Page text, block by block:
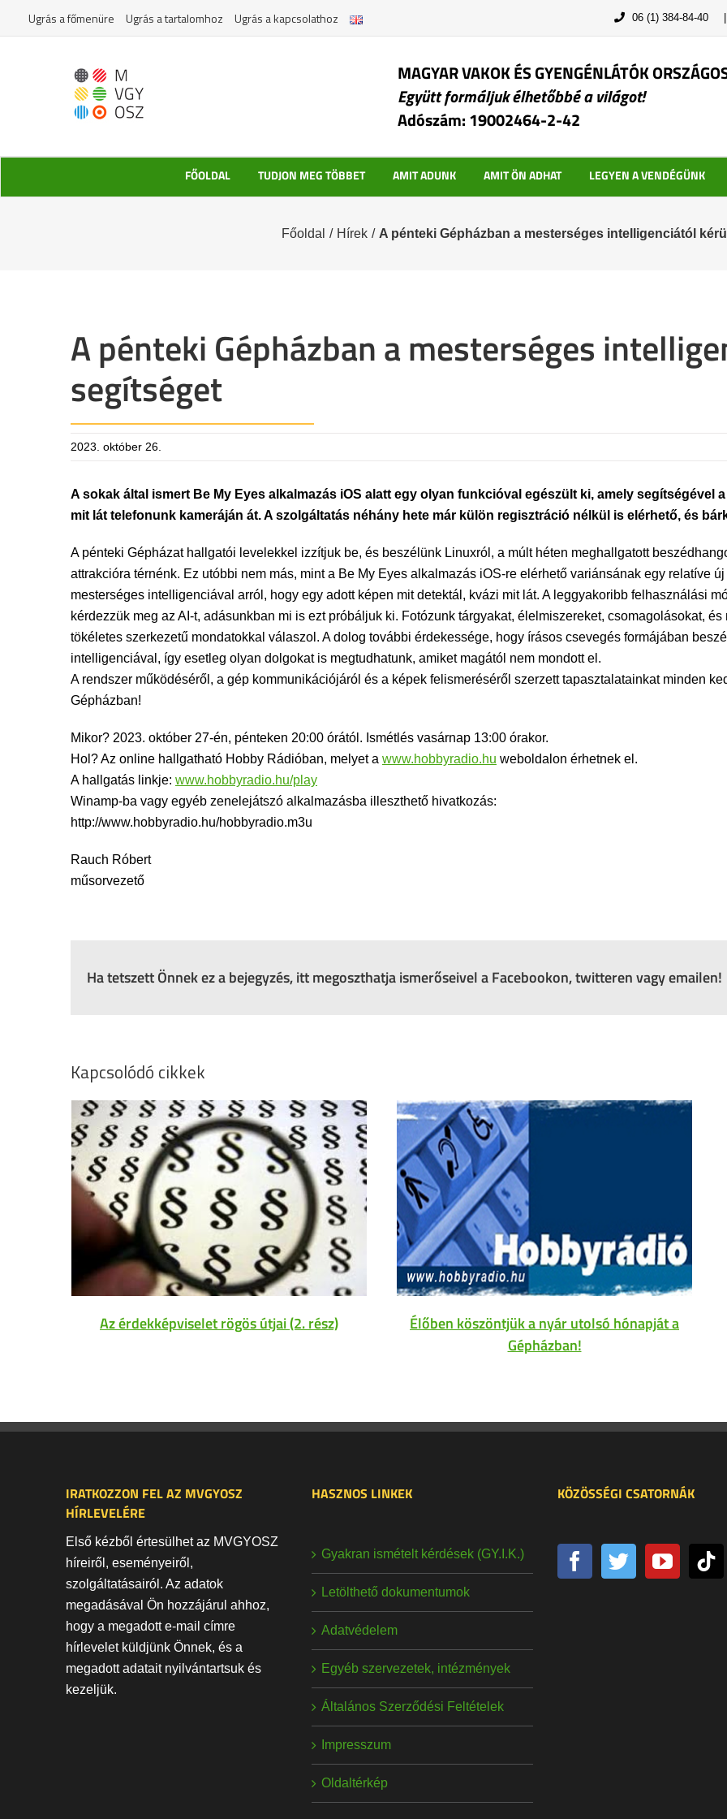
Ugrás a főmenüre Ugrás a tartalomhoz Ugrás a kapcsolathoz 06 (1) 384-84-40
MAGYAR VAKOK ÉS GYENGÉNLÁTÓK
Együtt formáljuk élhetőbbé a világot!
Adószám: 19002464-2-42
FŐOLDAL TUDJON MEG TÖBBET AMIT ADUNK AMIT ÖN ADHAT LEGYEN A VENDÉGÜNK
Főoldal / Hírek / A pénteki Gépházban a mesterséges intelligenciától
A pénteki Gépházban a mesterséges
segítséget
2023. október 26.
A sokak által ismert Be My Eyes alkalmazás iOS alatt egy olyan funkcióval egészült ki, amely segítségével
mit lát telefonunk kameráján át. A szolgáltatás néhány hete már külön regisztráció nélkül is elérhető, és
A pénteki Gépházat hallgatói levelekkel izzítjuk be, és beszélünk Linuxról, a múlt héten meghallgatott
attrakcióra térnénk. Ez utóbbi nem más, mint a Be My Eyes alkalmazás iOS-re elérhető variánsának egy relatíve
mesterséges intelligenciával arról, hogy egy adott képen mit detektál, kvázi mit lát. A leggyakoribb felhasználási
kérdezzük meg az AI-t, adásunkban mi is ezt próbáljuk ki. Fotózunk tárgyakat, élelmiszereket, csomagolásokat,
tökéletes szerkezetű mondatokkal válaszol. A dolog további érdekessége, hogy írásos csevegés formájában
intelligenciával, így esetleg olyan dolgokat is megtudhatunk, amiket magától nem mondott el.
A rendszer működéséről, a gép kommunikációjáról és a képek felismeréséről szerzett tapasztalatainkat minden
Gépházban!
Mikor? 2023. október 27-én, pénteken 20:00 órától. Ismétlés vasárnap 13:00 órakor.
Hol? Az online hallgatható Hobby Rádióban, melyet a www.hobbyradio.hu weboldalon érhetnek el.
A hallgatás linkje: www.hobbyradio.hu/play
Winamp-ba vagy egyéb zenelejátszó alkalmazásba illeszthető hivatkozás:
http://www.hobbyradio.hu/hobbyradio.m3u
Rauch Róbert
műsorvezető
Ha tetszett Önnek ez a bejegyzés, itt megoszthatja ismerőseivel a Facebookon, twitteren vagy emailen!
Kapcsolódó cikkek
Az érdekképviselet rögös útjai (2. rész)
Élőben köszöntjük a nyár utolsó hónapját a
Gépházban!
IRATKOZZON FEL AZ MVGYOSZ
HÍRLEVELÉRE
Első kézből értesülhet az MVGYOSZ
híreiről, eseményeiről,
szolgáltatásairól. Az adatok
megadásával Ön hozzájárul ahhoz,
hogy a megadott e-mail címre
hírlevelet küldjünk Önnek, és a
megadott adatait nyilvántartsuk és
kezeljük.
HASZNOS LINKEK
Gyakran ismételt kérdések (GY.I.K.)
Letölthető dokumentumok
Adatvédelem
Egyéb szervezetek, intézmények
Általános Szerződési Feltételek
Impresszum
Oldaltérkép
KÖZÖSSÉGI CSATORNÁK